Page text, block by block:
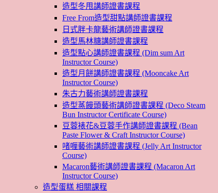
造型冬甩講師證書課程
Free From造型甜點講師證書課程
日式胖卡龍藝術講師證書課程
造型馬林糖講師證書課程
造型點心講師證書課程 (Dim sum Art
Instructor Course)
造型月餅講師證書課程 (Mooncake Art
Instructor Course)
朱古力藝術講師證書課程
造型蒸饅頭藝術講師證書課程 (Deco Steam
Bun Instructor Certificate Course)
豆蓉裱花&豆蓉手作講師證書課程 (Bean
Paste Flower & Craft Instructor Course)
啫喱藝術講師證書課程 (Jelly Art Instructor
Course)
Macaron藝術講師證書課程 (Macaron Art
Instructor Course)
造型蛋糕 相關課程